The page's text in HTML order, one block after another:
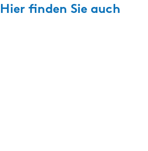
Hier finden Sie auch